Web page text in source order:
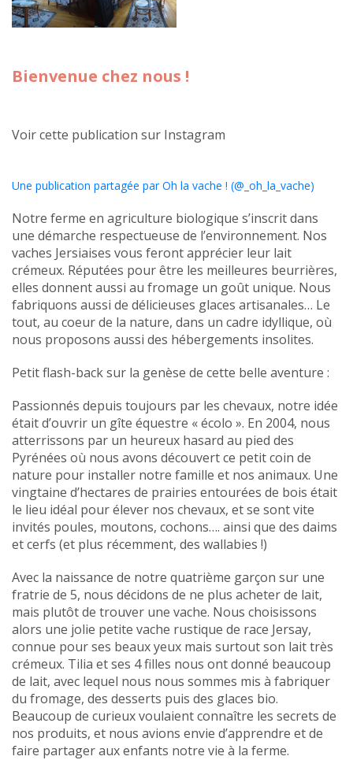
Bienvenue chez nous !
Voir cette publication sur Instagram
Une publication partagée par Oh la vache ! (@_oh_la_vache)
Notre ferme en agriculture biologique s’inscrit dans
une démarche respectueuse de l’environnement. Nos
vaches Jersiaises vous feront apprécier leur lait
crémeux. Réputées pour être les meilleures beurrières,
elles donnent aussi au fromage un goût unique. Nous
fabriquons aussi de délicieuses glaces artisanales… Le
tout, au coeur de la nature, dans un cadre idyllique, où
nous proposons aussi des hébergements insolites.
Petit flash-back sur la genèse de cette belle aventure :
Passionnés depuis toujours par les chevaux, notre idée
était d’ouvrir un gîte équestre « écolo ». En 2004, nous
atterrissons par un heureux hasard au pied des
Pyrénées où nous avons découvert ce petit coin de
nature pour installer notre famille et nos animaux. Une
vingtaine d’hectares de prairies entourées de bois était
le lieu idéal pour élever nos chevaux, et se sont vite
invités poules, moutons, cochons…. ainsi que des daims
et cerfs (et plus récemment, des wallabies !)
Avec la naissance de notre quatrième garçon sur une
fratrie de 5, nous décidons de ne plus acheter de lait,
mais plutôt de trouver une vache. Nous choisissons
alors une jolie petite vache rustique de race Jersay,
connue pour ses beaux yeux mais surtout son lait très
crémeux. Tilia et ses 4 filles nous ont donné beaucoup
de lait, avec lequel nous nous sommes mis à fabriquer
du fromage, des desserts puis des glaces bio.
Beaucoup de curieux voulaient connaître les secrets de
nos produits, et nous avions envie d’apprendre et de
faire partager aux enfants notre vie à la ferme.